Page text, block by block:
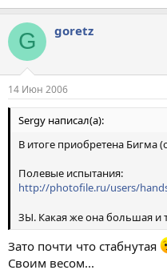
G goretz
14 Июн 2006
Sergy написал(а):
В итоге приобретена Бигма
Полевые испытания:
http://photofile.ru/users/
ЗЫ. Какая же она большая и
Зато почти что стабнутая
Своим весом...